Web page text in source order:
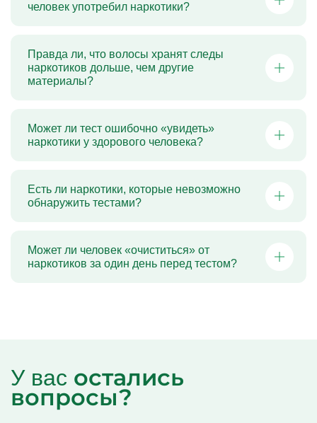
100% гарантии, требует лабораторного подтверждения.
Гришаева Ирина Глебовна
Главный врач клиники, психиатр-нарколог
хронического употребления.
Гришаева Ирина Глебовна
Главный врач клиники, психиатр-нарколог
анализ в лаборатории.
Гришаева Ирина Глебовна
Главный врач клиники, психиатр-нарколог
методы могут обнаружить и их.
Гришаева Ирина Глебовна
Главный врач клиники, психиатр-нарколог
концентрацию, но не дают чистый результат.
Гришаева Ирина Глебовна
Главный врач клиники, психиатр-нарколог
человек употребил наркотики?
Правда ли, что волосы хранят следы
наркотиков дольше, чем другие
материалы?
Может ли тест ошибочно «увидеть»
наркотики у здорового человека?
Есть ли наркотики, которые невозможно
обнаружить тестами?
Может ли человек «очиститься» от
наркотиков за один день перед тестом?
У вас остались
вопросы?